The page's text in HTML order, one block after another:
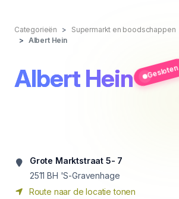
Categorieën Supermarkt en boodschappen
Albert Hein
Albert Hein Gesloten
Grote Marktstraat 5- 7
2511 BH 'S-Gravenhage
Route naar de locatie tonen